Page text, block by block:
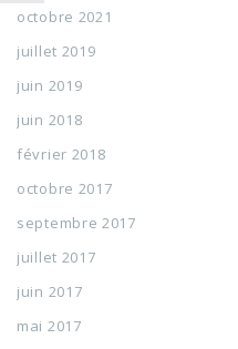
octobre 2021
juillet 2019
juin 2019
juin 2018
février 2018
octobre 2017
septembre 2017
juillet 2017
juin 2017
mai 2017